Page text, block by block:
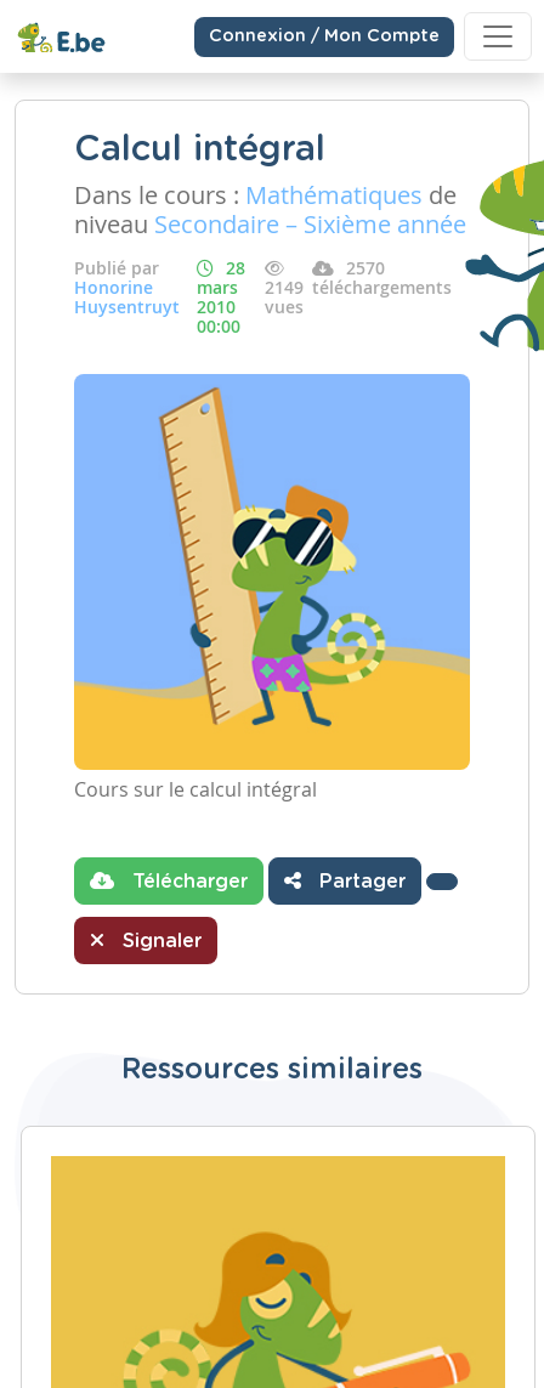
Connexion / Mon Compte
Calcul intégral
Dans le cours : Mathématiques de
niveau Secondaire – Sixième année
Publié par
Honorine
Huysentruyt
28
mars
2010
00:00
2149
vues
2570
téléchargements
Cours sur le calcul intégral
Télécharger Partager
Signaler
Ressources similaires